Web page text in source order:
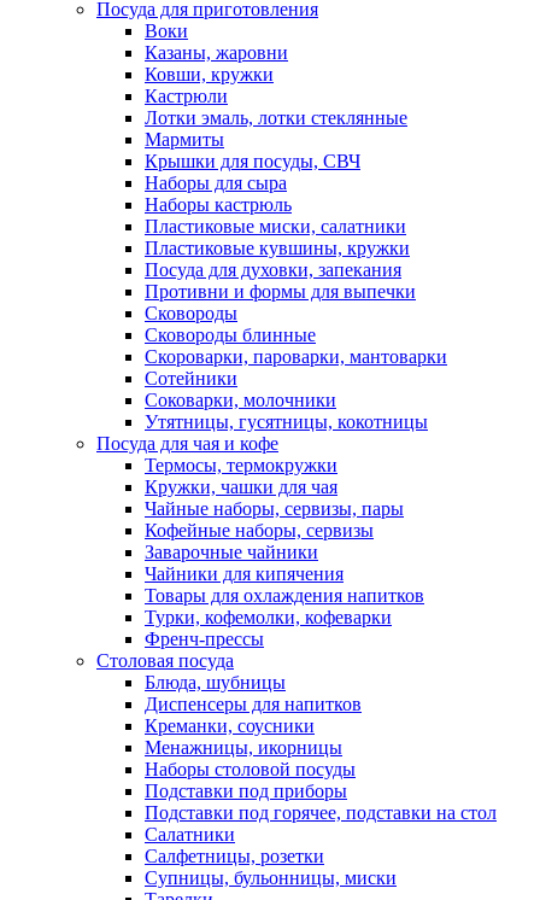
Посуда для приготовления
Воки
Казаны, жаровни
Ковши, кружки
Кастрюли
Лотки эмаль, лотки стеклянные
Мармиты
Крышки для посуды, СВЧ
Наборы для сыра
Наборы кастрюль
Пластиковые миски, салатники
Пластиковые кувшины, кружки
Посуда для духовки, запекания
Противни и формы для выпечки
Сковороды
Сковороды блинные
Скороварки, пароварки, мантоварки
Сотейники
Соковарки, молочники
Утятницы, гусятницы, кокотницы
Посуда для чая и кофе
Термосы, термокружки
Кружки, чашки для чая
Чайные наборы, сервизы, пары
Кофейные наборы, сервизы
Заварочные чайники
Чайники для кипячения
Товары для охлаждения напитков
Турки, кофемолки, кофеварки
Френч-прессы
Столовая посуда
Блюда, шубницы
Диспенсеры для напитков
Креманки, соусники
Менажницы, икорницы
Наборы столовой посуды
Подставки под приборы
Подставки под горячее, подставки на стол
Салатники
Салфетницы, розетки
Супницы, бульонницы, миски